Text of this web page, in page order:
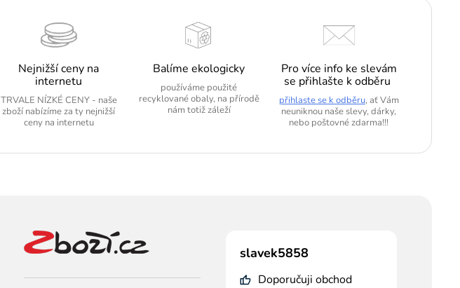
Nejnižší ceny na
internetu
TRVALE NÍZKÉ CENY - naše
zboží nabízíme za ty nejnižší
ceny na internetu
Balíme ekologicky
používáme použité
recyklované obaly, na přírodě
nám totiž záleží
Pro více info ke slevám
se přihlašte k odběru
přihlaste se k odběru, ať Vám
neuniknou naše slevy, dárky,
nebo poštovné zdarma!!!
slavek5858
Doporučuji obchod